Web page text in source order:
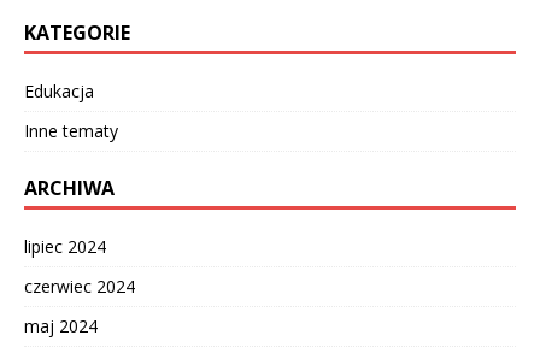
KATEGORIE
Edukacja
Inne tematy
ARCHIWA
lipiec 2024
czerwiec 2024
maj 2024